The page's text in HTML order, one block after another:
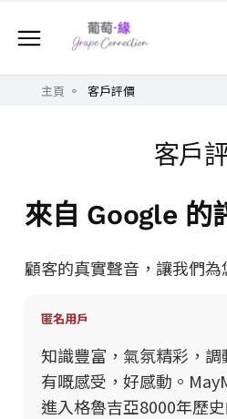
主頁 客戶評價
客戶
來自 Google 的
顧客的真實聲音，讓我們為
匿名用戶
知識豐富，氣氛精彩，
有嘅感受，好感動。
進入格魯吉亞8000年歷史